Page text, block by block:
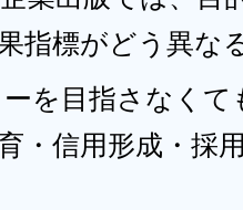
指標がどう異な
を目指さなくて
・信用形成・採